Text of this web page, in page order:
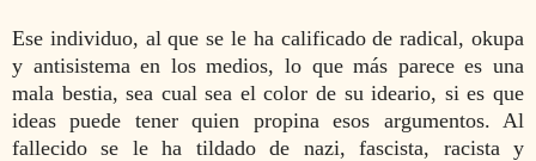
Ese individuo, al que se le ha calificado de radical, okupa
y antisistema en los medios, lo que más parece es una
mala bestia, sea cual sea el color de su ideario, si es que
ideas puede tener quien propina esos argumentos. Al
fallecido se le ha tildado de nazi, fascista, racista y